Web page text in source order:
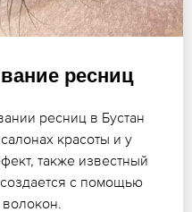
ресниц
ресниц в Бустан
красоты и у
также известный
с помощью